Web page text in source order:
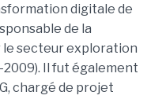
digitale de
de la
secteur exploration
Il fut également
chargé de projet